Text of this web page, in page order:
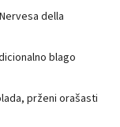
della
blago
prženi orašasti